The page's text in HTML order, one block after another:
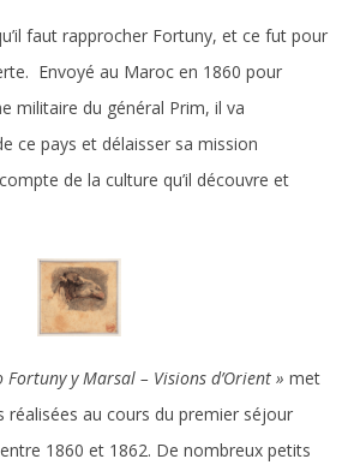
faut rapprocher Fortuny, et ce fut pour
Envoyé au Maroc en 1860 pour
militaire du général Prim, il va
ce pays et délaisser sa mission
de la culture qu’il découvre et
y Marsal – Visions d’Orient » met
réalisées au cours du premier séjour
1860 et 1862. De nombreux petits